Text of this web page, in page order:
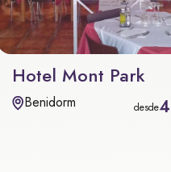
Hotel Mont Park
Benidorm desde